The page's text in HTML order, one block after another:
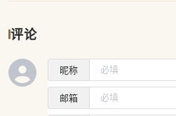
评论
昵称
邮箱